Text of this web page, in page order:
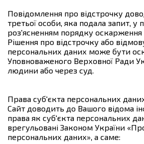
Повідомлення про відстрочку
третьої особи, яка подала запит, у
роз'ясненням порядку оскарження
Рішення про відстрочку або
персональних даних може бути
Уповноваженого Верховної Ради
людини або через суд.
Права суб'єкта персональних
Сайт доводить до Вашого відома
права як суб'єкта персональних
врегульовані Законом України
персональних даних», а саме: